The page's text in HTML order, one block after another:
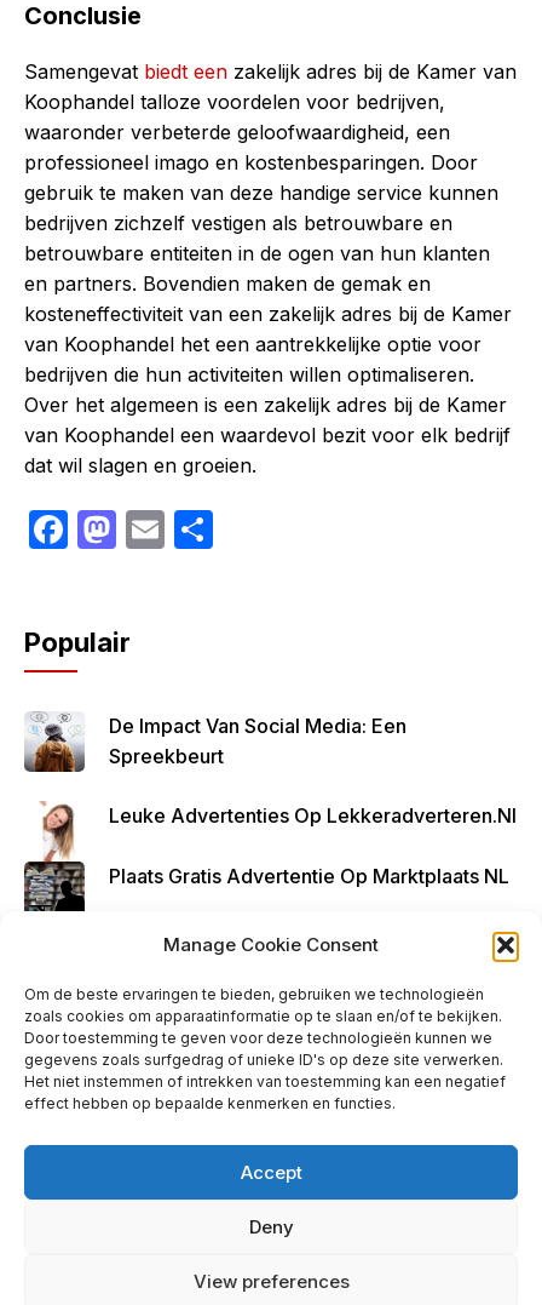
Manage Cookie Consent
Om de beste ervaringen te bieden, gebruiken we technologieën
zoals cookies om apparaatinformatie op te slaan en/of te bekijken.
Door toestemming te geven voor deze technologieën kunnen we
gegevens zoals surfgedrag of unieke ID's op deze site verwerken.
Het niet instemmen of intrekken van toestemming kan een negatief
effect hebben op bepaalde kenmerken en functies.
Accept
Deny
View preferences
Conclusie
Samengevat biedt een zakelijk adres bij de Kamer van
Koophandel talloze voordelen voor bedrijven,
waaronder verbeterde geloofwaardigheid, een
professioneel imago en kostenbesparingen. Door
gebruik te maken van deze handige service kunnen
bedrijven zichzelf vestigen als betrouwbare en
betrouwbare entiteiten in de ogen van hun klanten
en partners. Bovendien maken de gemak en
kosteneffectiviteit van een zakelijk adres bij de Kamer
van Koophandel het een aantrekkelijke optie voor
bedrijven die hun activiteiten willen optimaliseren.
Over het algemeen is een zakelijk adres bij de Kamer
van Koophandel een waardevol bezit voor elk bedrijf
dat wil slagen en groeien.
F
e
b
o
o
k
M
o
o
n
E
Populair
De Impact Van Social Media: Een
Spreekbeurt
Leuke Advertenties Op Lekkeradverteren.nl
Plaats Gratis Advertentie Op Marktplaats NL
Kruisbestuiving Voor Succesvolle Marketing
Contact